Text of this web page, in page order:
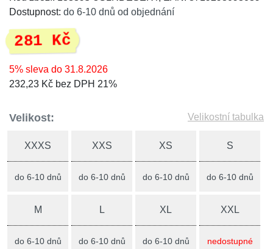
Dostupnost: do 6-10 dnů od objednání
281 Kč
5% sleva do 31.8.2026
232,23 Kč bez DPH 21%
Velikost: Velikostní tabulka
XXXS
do 6-10 dnů
XXS
do 6-10 dnů
XS
do 6-10 dnů
S
do 6-10 dnů
M
do 6-10 dnů
L
do 6-10 dnů
XL
do 6-10 dnů
XXL
nedostupné